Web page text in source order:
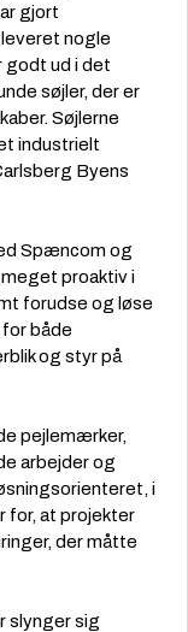
gjort
nogle
godt ud i det
søjler, der er
Søjlerne
industrielt
Byens
Spæncom og
proaktiv i
forudse og løse
både
og styr på
pejlemærker,
arbejder og
i
for, at projekter
der måtte
slynger sig